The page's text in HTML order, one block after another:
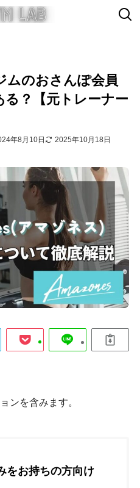
ムのおさんぽ会員
る？【元トレーナー
年8月10日 2025年10月18日
ンを含みます。
をお持ちの方向け